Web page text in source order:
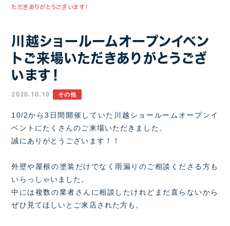
ただきありがとうございます！
川越ショールームオープンイベン
トご来場いただきありがとうござ
います！
2020.10.10 その他
10/2から3日間開催していた川越ショールームオープンイ
ベントにたくさんのご来場いただきました。
誠にありがとうございます！！
外壁や屋根の塗装だけでなく雨漏りのご相談くださる方も
いらっしゃいました。
中には複数の業者さんに相談したけれどまだ直らないから
ぜひ見てほしいとご来店された方も。